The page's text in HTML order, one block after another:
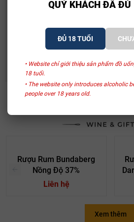
QUÝ KHÁCH ĐÃ ĐỦ
ĐỦ 18 TUỔI
• Website chỉ giới thiệu sản phẩm đồ
18 tuổi.
• The website only introduces alcoholic
people over 18 years old.
Spumante
Rượu Vang Ý Terre Di
Rượu Rum Bundaberg
Nồng Độ 37%
Liên hệ
Xem thêm